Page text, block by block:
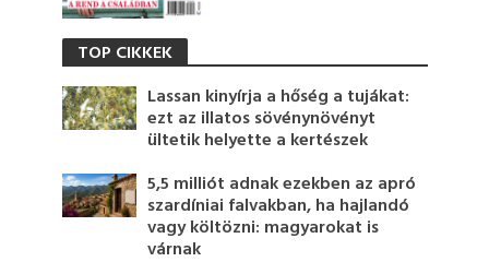
TOP CIKKEK
Lassan kinyírja a hőség a tujákat:
ezt az illatos sövénynövényt
ültetik helyette a kertészek
5,5 milliót adnak ezekben az apró
szardíniai falvakban, ha hajlandó
vagy költözni: magyarokat is
várnak